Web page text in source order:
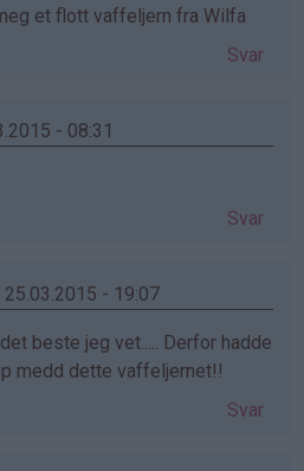
et flott vaffeljern fra Wilfa
Svar
- 08:31
Svar
25.03.2015 - 19:07
beste jeg vet..... Derfor hadde
medd dette vaffeljernet!!
Svar